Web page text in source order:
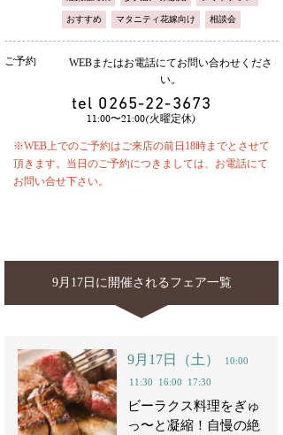
おすすめ マタニティ花嫁向け 相談会
ご予約
WEBまたはお電話にてお問い合わせくださ
い。
tel 0265-22-3673
11:00〜21:00(火曜定休)
※WEB上でのご予約はご来店の前日18時までとさせて
頂きます。当日のご予約につきましては、お電話にて
お問い合せ下さい。
9月17日に開催されるフェア一覧
9月17日（土）
10:00
11:30
16:00 17:30
ビーラクス料理をぎゅ
っ〜と凝縮！自慢の絶